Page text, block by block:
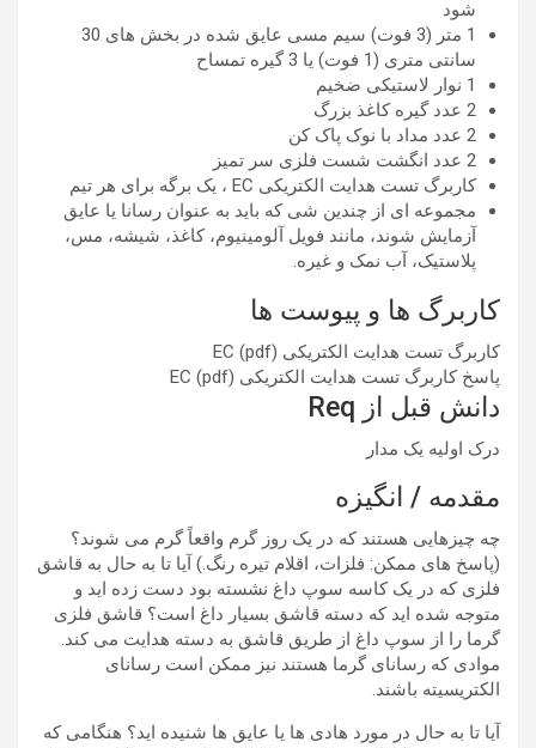
شود
1 متر (3 فوت) سیم مسی عایق شده در بخش های 30
سانتی متری (1 فوت) یا 3 گیره تمساح
1 نوار لاستیکی ضخیم
2 عدد گیره کاغذ بزرگ
2 عدد مداد با نوک پاک کن
2 عدد انگشت شست فلزی سر تمیز
کاربرگ تست هدایت الکتریکی EC ، یک برگه برای هر تیم
مجموعه ای از چندین شی که باید به عنوان رسانا یا عایق
آزمایش شوند، مانند فویل آلومینیوم، کاغذ، شیشه، مس،
پلاستیک، آب نمک و غیره.
کاربرگ ها و پیوست ها
کاربرگ تست هدایت الکتریکی EC (pdf)
پاسخ کاربرگ تست هدایت الکتریکی EC (pdf)
دانش قبل از Req
درک اولیه یک مدار
مقدمه / انگیزه
چه چیزهایی هستند که در یک روز گرم واقعاً گرم می شوند؟
(پاسخ های ممکن: فلزات، اقلام تیره رنگ.) آیا تا به حال به قاشق
فلزی که در یک کاسه سوپ داغ نشسته بود دست زده اید و
متوجه شده اید که دسته قاشق بسیار داغ است؟ قاشق فلزی
گرما را از سوپ داغ از طریق قاشق به دسته هدایت می کند.
موادی که رسانای گرما هستند نیز ممکن است رسانای
الکتریسیته باشند.
آیا تا به حال در مورد هادی ها یا عایق ها شنیده اید؟ هنگامی که